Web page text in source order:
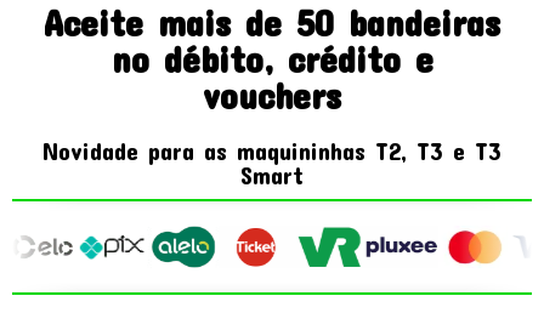
Aceite mais de 50 bandeiras
no débito, crédito e
vouchers
Novidade para as maquininhas T2, T3 e T3
Smart